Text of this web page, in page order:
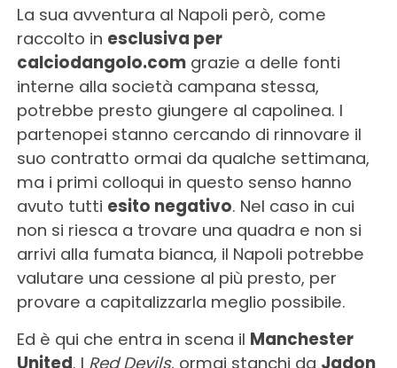
La sua avventura al Napoli però, come
raccolto in esclusiva per
calciodangolo.comgrazie a delle fonti
interne alla società campana stessa,
potrebbe presto giungere al capolinea. I
partenopei stanno cercando di rinnovare il
suo contratto ormai da qualche settimana,
ma i primi colloqui in questo senso hanno
avuto tutti esito negativo. Nel caso in cui
non si riesca a trovare una quadra e non si
arrivi alla fumata bianca, il Napoli potrebbe
valutare una cessione al più presto, per
provare a capitalizzarla meglio possibile.
Ed è qui che entra in scena il Manchester
United. I Red Devils, ormai stanchi da Jadon